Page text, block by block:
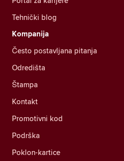
Tehnički blog
Kompanija
Često postavljana pitanja
Odredišta
Štampa
Kontakt
Promotivni kod
Podrška
Poklon-kartice